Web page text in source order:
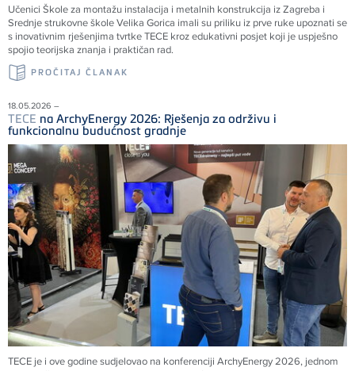
Učenici Škole za montažu instalacija i metalnih konstrukcija iz Zagreba i
Srednje strukovne škole Velika Gorica imali su priliku iz prve ruke upoznati se
s inovativnim rješenjima tvrtkeTECE kroz edukativni posjet koji je uspješno
spojio teorijska znanja i praktičan rad.
PROČITAJ ČLANAK
18.05.2026 –
TECE na ArchyEnergy 2026: Rješenja za održivu i
funkcionalnu budućnost gradnje
TECE je i ove godine sudjelovao na konferenciji ArchyEnergy 2026, jednom